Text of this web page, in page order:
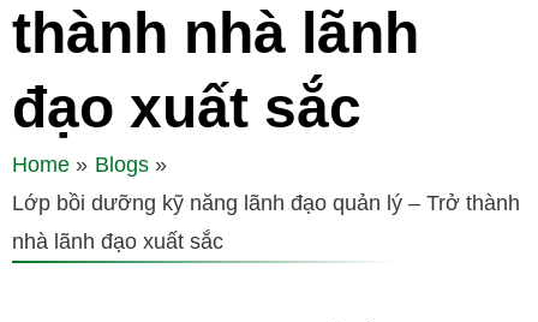
thành nhà lãnh
đạo xuất sắc
Home
Blogs
Lớp bồi dưỡng kỹ năng lãnh đạo quản lý – Trở thành
nhà lãnh đạo xuất sắc